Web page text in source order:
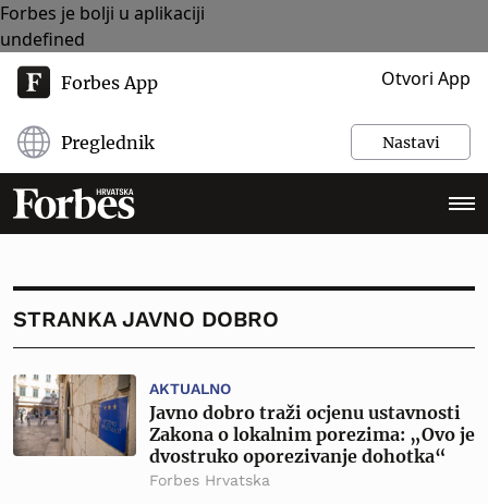
Forbes je bolji u aplikaciji
undefined
Forbes App Otvori App
Preglednik Nastavi
STRANKA JAVNO DOBRO
AKTUALNO
Javno dobro traži ocjenu ustavnosti
Zakona o lokalnim porezima: „Ovo je
dvostruko oporezivanje dohotka“
Forbes Hrvatska